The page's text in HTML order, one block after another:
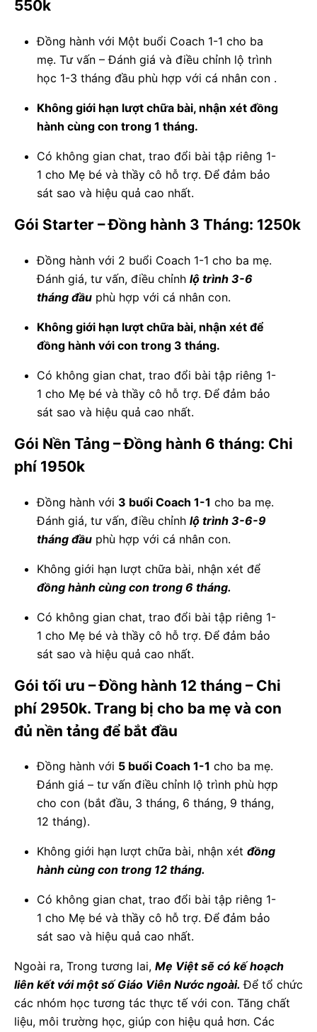
550k
Đồng hành với Một buổi Coach 1-1 cho ba
mẹ. Tư vấn – Đánh giá và điều chỉnh lộ trình
học 1-3 tháng đầu phù hợp với cá nhân con .
Không giới hạn lượt chữa bài, nhận xét đồng
hành cùng con trong 1 tháng.
Có không gian chat, trao đổi bài tập riêng 1-
1 cho Mẹ bé và thầy cô hỗ trợ. Để đảm bảo
sát sao và hiệu quả cao nhất.
Gói Starter – Đồng hành 3 Tháng: 1250k
Đồng hành với 2 buổi Coach 1-1 cho ba mẹ.
Đánh giá, tư vấn, điều chỉnh lộ trình 3-6
tháng đầu phù hợp với cá nhân con.
Không giới hạn lượt chữa bài, nhận xét để
đồng hành với con trong 3 tháng.
Có không gian chat, trao đổi bài tập riêng 1-
1 cho Mẹ bé và thầy cô hỗ trợ. Để đảm bảo
sát sao và hiệu quả cao nhất.
Gói Nền Tảng – Đồng hành 6 tháng: Chi
phí 1950k
Đồng hành với 3 buổi Coach 1-1 cho ba mẹ.
Đánh giá, tư vấn, điều chỉnh lộ trình 3-6-9
tháng đầu phù hợp với cá nhân con.
Không giới hạn lượt chữa bài, nhận xét để
đồng hành cùng con trong 6 tháng.
Có không gian chat, trao đổi bài tập riêng 1-
1 cho Mẹ bé và thầy cô hỗ trợ. Để đảm bảo
sát sao và hiệu quả cao nhất.
Gói tối ưu – Đồng hành 12 tháng – Chi
phí 2950k. Trang bị cho ba mẹ và con
đủ nền tảng để bắt đầu
Đồng hành với 5 buổi Coach 1-1 cho ba mẹ.
Đánh giá – tư vấn điều chỉnh lộ trình phù hợp
cho con (bắt đầu, 3 tháng, 6 tháng, 9 tháng,
12 tháng).
Không giới hạn lượt chữa bài, nhận xét đồng
hành cùng con trong 12 tháng.
Có không gian chat, trao đổi bài tập riêng 1-
1 cho Mẹ bé và thầy cô hỗ trợ. Để đảm bảo
sát sao và hiệu quả cao nhất.
Ngoài ra, Trong tương lai, Mẹ Việt sẽ có kế hoạch
liên kết với một số Giáo Viên Nước ngoài. Để tổ chức
các nhóm học tương tác thực tế với con. Tăng chất
liệu, môi trường học, giúp con hiệu quả hơn. Các